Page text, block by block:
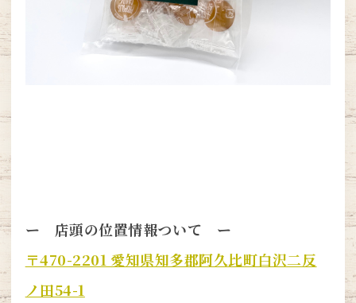
ー 店頭の位置情報ついて ー
〒470-2201 愛知県知多郡阿久比町白沢二反
ノ田54-1